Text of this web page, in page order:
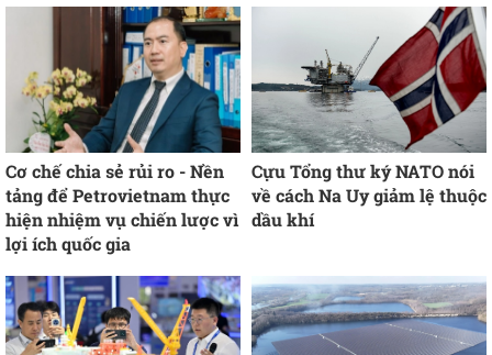
Cơ chế chia sẻ rủi ro - Nền
tảng để Petrovietnam thực
hiện nhiệm vụ chiến lược vì
lợi ích quốc gia
Cựu Tổng thư ký NATO nói
về cách Na Uy giảm lệ thuộc
dầu khí